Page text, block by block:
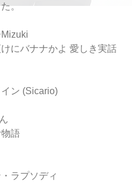
。
Mizuki
にバナナかよ 愛しき実話
ン (Sicario)
語
ラプソディ